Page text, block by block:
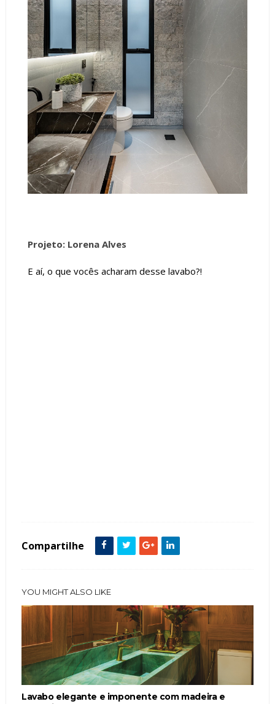
Projeto: Lorena Alves
E aí, o que vocês acharam desse lavabo?!
Compartilhe
YOU MIGHT ALSO LIKE
Lavabo elegante e imponente com madeira e